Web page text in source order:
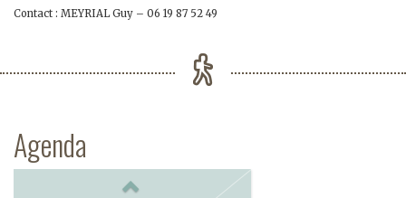
Contact : MEYRIAL Guy – 06 19 87 52 49
Agenda